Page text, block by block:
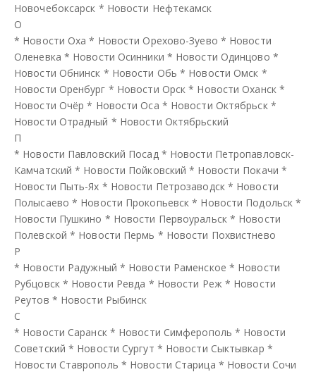
Новочебоксарск * Новости Нефтекамск
О
* Новости Оха * Новости Орехово-Зуево * Новости
Оленевка * Новости Осинники * Новости Одинцово *
Новости Обнинск * Новости Обь * Новости Омск *
Новости Оренбург * Новости Орск * Новости Оханск *
Новости Очёр * Новости Оса * Новости Октябрьск *
Новости Отрадный * Новости Октябрьский
П
* Новости Павловский Посад * Новости Петропавловск-
Камчатский * Новости Пойковский * Новости Покачи *
Новости Пыть-Ях * Новости Петрозаводск * Новости
Полысаево * Новости Прокопьевск * Новости Подольск *
Новости Пушкино * Новости Первоуральск * Новости
Полевской * Новости Пермь * Новости Похвистнево
Р
* Новости Радужный * Новости Раменское * Новости
Рубцовск * Новости Ревда * Новости Реж * Новости
Реутов * Новости Рыбинск
С
* Новости Саранск * Новости Симферополь * Новости
Советский * Новости Сургут * Новости Сыктывкар *
Новости Ставрополь * Новости Старица * Новости Сочи